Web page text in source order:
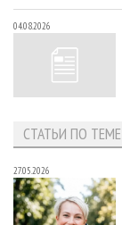
04.08.2026
СТАТЬИ ПО ТЕМЕ
27.05.2026